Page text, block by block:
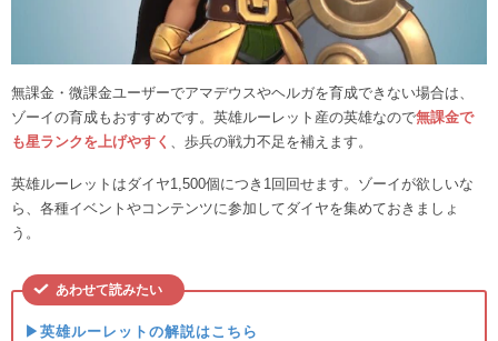
無課金・微課金ユーザーでアマデウスやヘルガを育成できない場合は、
ゾーイの育成もおすすめです。英雄ルーレット産の英雄なので無課金で
も星ランクを上げやすく 、歩兵の戦力不足を補えます。
英雄ルーレットはダイヤ1,500個につき1回回せます。ゾーイが欲しいな
ら、各種イベントやコンテンツに参加してダイヤを集めておきましょ
う。
あわせて読みたい
▶英雄ルーレットの解説はこちら